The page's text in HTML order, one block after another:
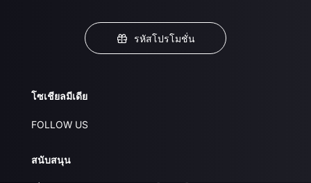
รหัสโปรโมชั่น
โซเชียลมีเดีย
FOLLOW US
สนับสนุน